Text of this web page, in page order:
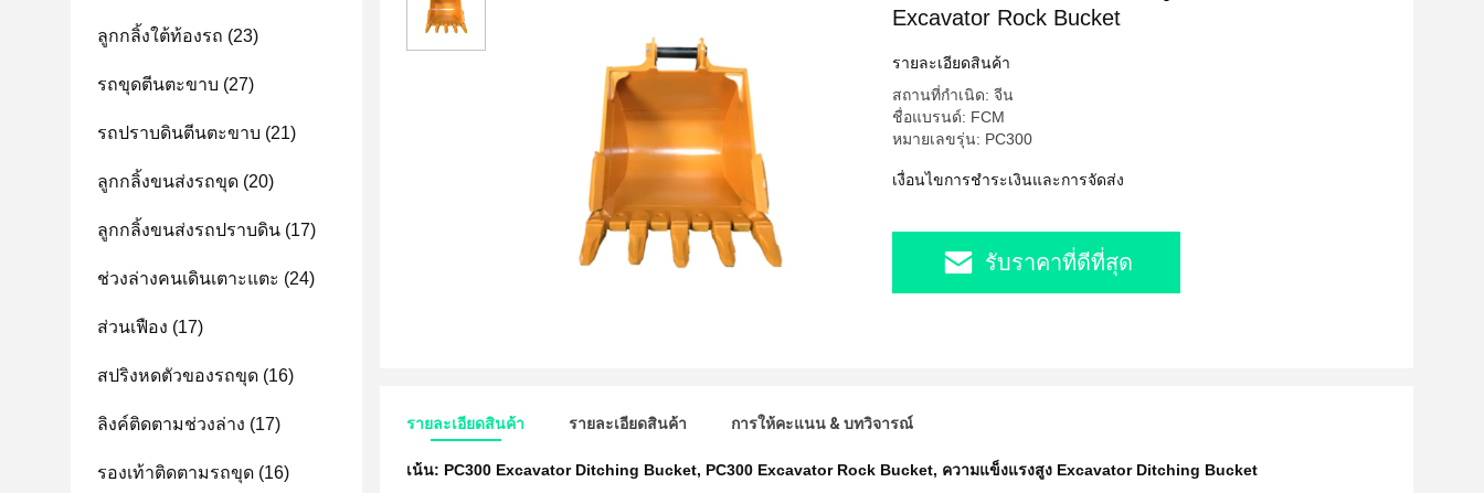
ลูกกลิ้งใต้ท้องรถ (23)
รถขุดตีนตะขาบ (27)
รถปราบดินตีนตะขาบ (21)
ลูกกลิ้งขนส่งรถขุด (20)
ลูกกลิ้งขนส่งรถปราบดิน (17)
ช่วงล่างคนเดินเตาะแตะ (24)
ส่วนเฟือง (17)
สปริงหดตัวของรถขุด (16)
ลิงค์ติดตามช่วงล่าง (17)
รองเท้าติดตามรถขุด (16)
Excavator Rock Bucket
รายละเอียดสินค้า
สถานที่กำเนิด: จีน
ชื่อแบรนด์: FCM
หมายเลขรุ่น: PC300
เงื่อนไขการชำระเงินและการจัดส่ง
รับราคาที่ดีที่สุด
รายละเอียดสินค้า รายละเอียดสินค้า การให้คะแนน & บทวิจารณ์
เน้น: PC300 Excavator Ditching Bucket, PC300 Excavator Rock Bucket, ความแข็งแรงสูง Excavator Ditching Bucket